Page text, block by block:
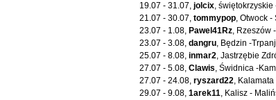
19.07 - 31.07,jolcix,
21.07 - 30.07, tommypop, Otwock
23.07 - 1.08, Pawel41Rz, Rzeszów
23.07 - 3.08,dangru, Będzin -
25.07 - 8.08,inmar2, Jastrzębie
27.07 - 5.08,Clawis, Świdnica -
27.07 - 24.08,ryszard22,
29.07 - 9.08,1arek11, Kalisz -